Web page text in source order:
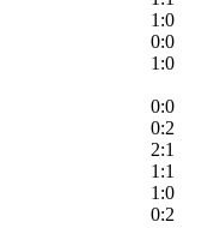
1:0
0:0
1:0
0:0
0:2
2:1
1:1
1:0
0:2